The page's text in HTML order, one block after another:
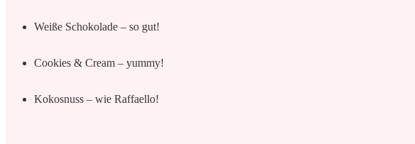
Weiße Schokolade – so gut!
Cookies & Cream – yummy!
Kokosnuss – wie Raffaello!